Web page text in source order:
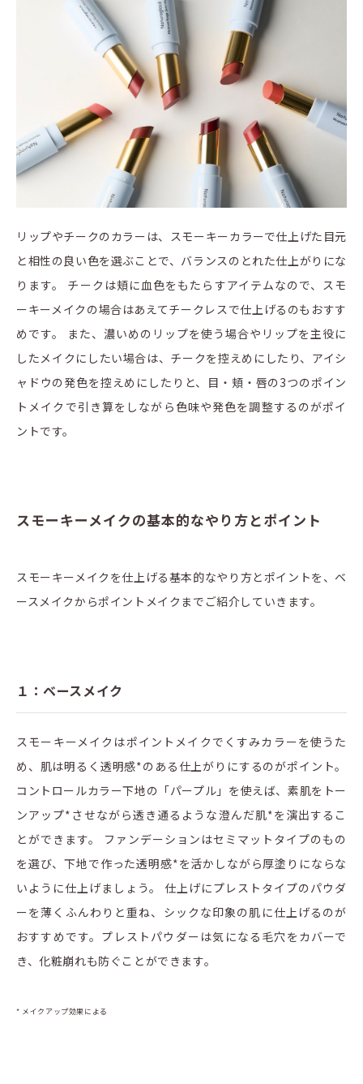
リップやチークのカラーは、スモーキーカラーで仕上げた目元
と相性の良い色を選ぶことで、バランスのとれた仕上がりにな
ります。 チークは頬に血色をもたらすアイテムなので、スモ
ーキーメイクの場合はあえてチークレスで仕上げるのもおすす
めです。 また、濃いめのリップを使う場合やリップを主役に
したメイクにしたい場合は、チークを控えめにしたり、アイシ
ャドウの発色を控えめにしたりと、目・頬・唇の3つのポイン
トメイクで引き算をしながら色味や発色を調整するのがポイ
ントです。
スモーキーメイクの基本的なやり方とポイント
スモーキーメイクを仕上げる基本的なやり方とポイントを、ベ
ースメイクからポイントメイクまでご紹介していきます。
１：ベースメイク
スモーキーメイクはポイントメイクでくすみカラーを使うた
め、肌は明るく透明感*のある仕上がりにするのがポイント。
コントロールカラー下地の「パープル」を使えば、素肌をトー
ンアップ*させながら透き通るような澄んだ肌*を演出するこ
とができます。 ファンデーションはセミマットタイプのもの
を選び、下地で作った透明感*を活かしながら厚塗りにならな
いように仕上げましょう。 仕上げにプレストタイプのパウダ
ーを薄くふんわりと重ね、シックな印象の肌に仕上げるのが
おすすめです。プレストパウダーは気になる毛穴をカバーで
き、化粧崩れも防ぐことができます。
* メイクアップ効果による